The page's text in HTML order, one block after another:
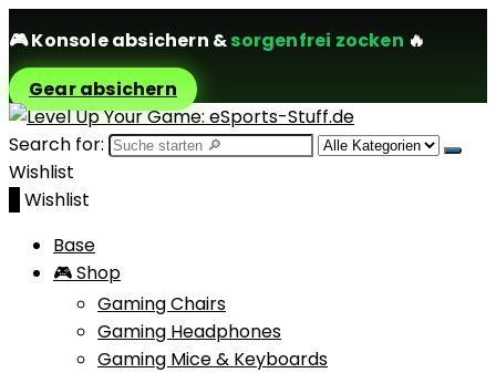
🎮Konsole absichern &sorgenfrei zocken 🔥
Gear absichern
Search for:
Wishlist
Wishlist
Base
🎮 Shop
Gaming Chairs
Gaming Headphones
Gaming Mice & Keyboards